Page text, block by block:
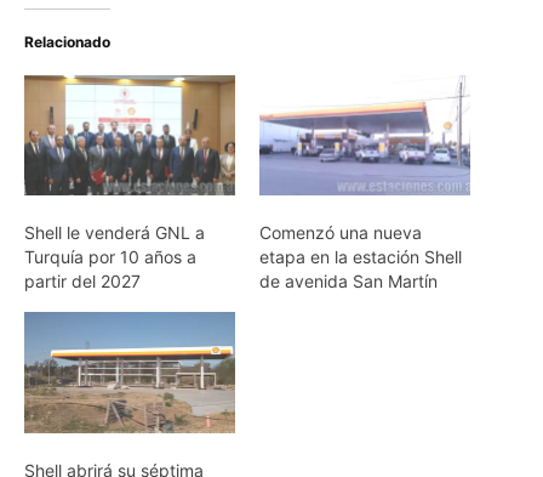
Relacionado
Shell le venderá GNL a
Turquía por 10 años a
partir del 2027
Comenzó una nueva
etapa en la estación Shell
de avenida San Martín
Shell abrirá su séptima